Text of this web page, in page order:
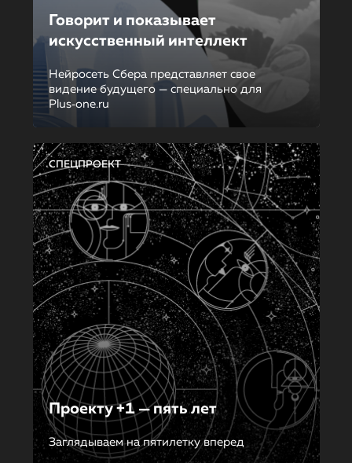
Говорит и показывает
искусственный интеллект
Нейросеть Сбера представляет свое
видение будущего — специально для
Plus‑one.ru
СПЕЦПРОЕКТ
Проекту +1 — пять лет
Заглядываем на пятилетку вперед